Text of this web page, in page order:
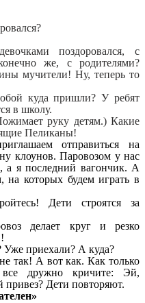
поздоровался, с
же, с родителями?
мучители! Ну, теперь то
куда пришли? У ребят
в школу.
руку детям.) Какие
Пеликаны!
отправиться на
клоунов. Паровозом у нас
а я последний вагончик. А
которых будем играть в
Дети строятся за
делает круг и резко
Уже приехали? А куда?
так! А вот как. Как только
все дружно кричите: Эй,
привез? Дети повторяют.